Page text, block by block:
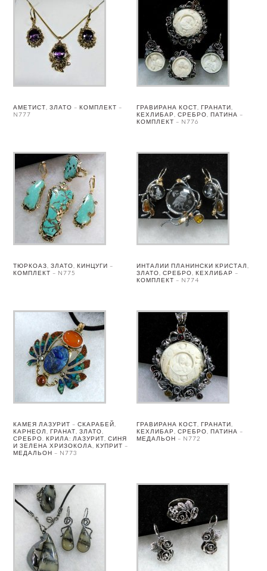
АМЕТИСТ, ЗЛАТО – КОМПЛЕКТ –
N777
ГРАВИРАНА КОСТ, ГРАНАТИ,
КЕХЛИБАР, СРЕБРО, ПАТИНА –
КОМПЛЕКТ – N776
ТЮРКОАЗ, ЗЛАТО, КИНЦУГИ –
КОМПЛЕКТ – N775
ИНТАЛИИ ПЛАНИНСКИ КРИСТАЛ,
ЗЛАТО, СРЕБРО, КЕХЛИБАР –
КОМПЛЕКТ – N774
КАМЕЯ ЛАЗУРИТ – СКАРАБЕЙ,
КАРНЕОЛ, ГРАНАТ, ЗЛАТО,
СРЕБРО. КРИЛА: ЛАЗУРИТ, СИНЯ
И ЗЕЛЕНА ХРИЗОКОЛА, КУПРИТ –
МЕДАЛЬОН – N773
ГРАВИРАНА КОСТ, ГРАНАТИ,
КЕХЛИБАР, СРЕБРО, ПАТИНА –
МЕДАЛЬОН – N772